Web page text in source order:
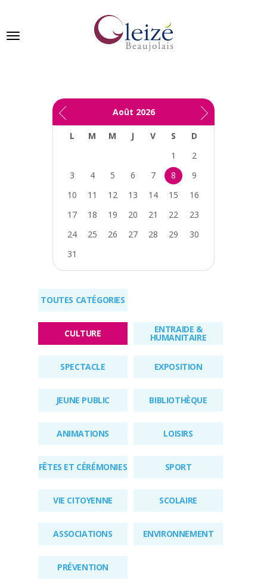
Ville de Gleizé en beaujolais
PUBLICATIONS
Août 2026
L M M J V S
D
1
2
3
4 5 6 7 8
9
10
11 12 13 14 15
16
17
18 19 20 21 22
23
24
25 26 27 28 29
30
31
TOUTES CATÉGORIES
CULTURE ENTRAIDE &
HUMANITAIRE
SPECTACLE EXPOSITION
JEUNE PUBLIC BIBLIOTHÈQUE
ANIMATIONS LOISIRS
FÊTES ET CÉRÉMONIES SPORT
VIE CITOYENNE SCOLAIRE
ASSOCIATIONS ENVIRONNEMENT
PRÉVENTION